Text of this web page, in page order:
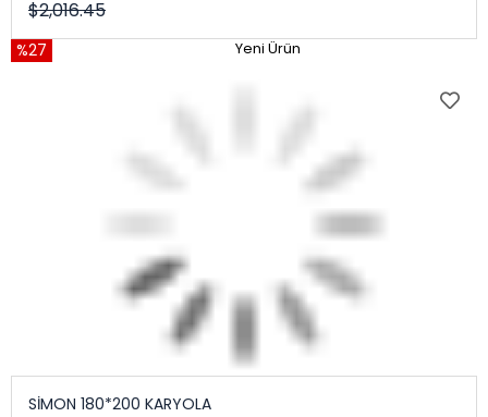
$2,016.45
%27 Yeni Ürün
SİMON 180*200 KARYOLA